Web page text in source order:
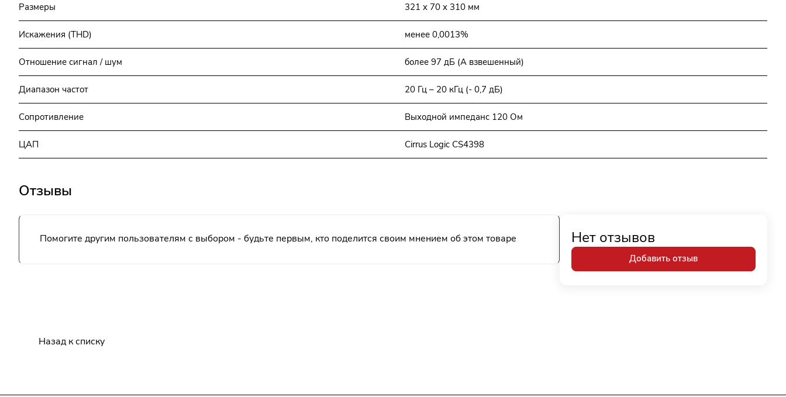
Размеры 321 x 70 x 310 мм
Искажения (THD) менее 0,0013%
Отношение сигнал / шум более 97 дБ (А взвешенный)
Диапазон частот 20 Гц – 20 кГц (- 0,7 дБ)
Сопротивление Выходной импеданс 120 Ом
ЦАП Cirrus Logic CS4398
Отзывы
Помогите другим пользователям с выбором - будьте первым, кто поделится своим мнением об этом товаре Нет отзывов
Добавить отзыв
Назад к списку